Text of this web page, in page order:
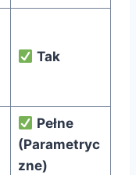
Tak
Pełne
(Parametryc
zne)